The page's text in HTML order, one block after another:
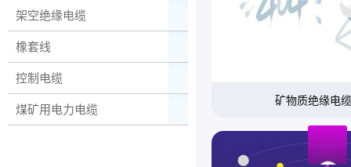
架空绝缘电缆
橡套线
控制电缆
煤矿用电力电缆
矿物质绝缘电缆